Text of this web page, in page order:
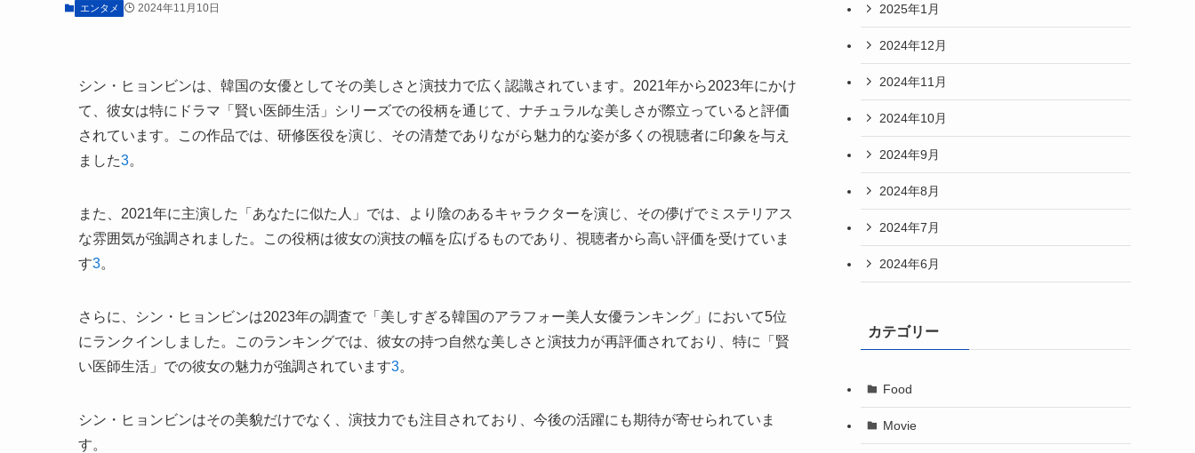
エンタメ 2024年11月10日
シン・ヒョンビンは、韓国の女優としてその美しさと演技力で広く認識されています。2021年から2023年にかけ
て、彼女は特にドラマ「賢い医師生活」シリーズでの役柄を通じて、ナチュラルな美しさが際立っていると評価
されています。この作品では、研修医役を演じ、その清楚でありながら魅力的な姿が多くの視聴者に印象を与え
ました3。
また、2021年に主演した「あなたに似た人」では、より陰のあるキャラクターを演じ、その儚げでミステリアス
な雰囲気が強調されました。この役柄は彼女の演技の幅を広げるものであり、視聴者から高い評価を受けていま
す3。
さらに、シン・ヒョンビンは2023年の調査で「美しすぎる韓国のアラフォー美人女優ランキング」において5位
にランクインしました。このランキングでは、彼女の持つ自然な美しさと演技力が再評価されており、特に「賢
い医師生活」での彼女の魅力が強調されています3。
シン・ヒョンビンはその美貌だけでなく、演技力でも注目されており、今後の活躍にも期待が寄せられていま
す。
2025年1月
2024年12月
2024年11月
2024年10月
2024年9月
2024年8月
2024年7月
2024年6月
カテゴリー
Food
Movie